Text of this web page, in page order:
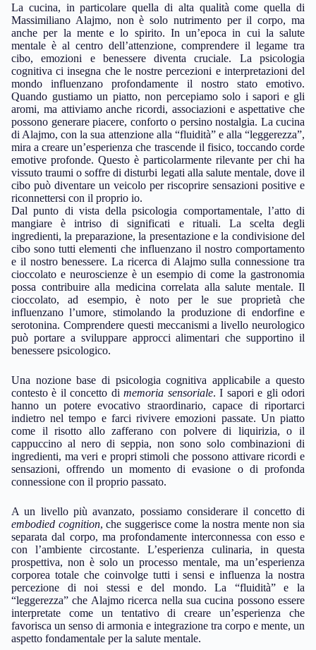
La cucina, in particolare quella di alta qualità come quella di
Massimiliano Alajmo, non è solo nutrimento per il corpo, ma
anche per la mente e lo spirito. In un’epoca in cui la salute
mentale è al centro dell’attenzione, comprendere il legame tra
cibo, emozioni e benessere diventa cruciale. La psicologia
cognitiva ci insegna che le nostre percezioni e interpretazioni del
mondo influenzano profondamente il nostro stato emotivo.
Quando gustiamo un piatto, non percepiamo solo i sapori e gli
aromi, ma attiviamo anche ricordi, associazioni e aspettative che
possono generare piacere, conforto o persino nostalgia. La cucina
di Alajmo, con la sua attenzione alla “fluidità” e alla “leggerezza”,
mira a creare un’esperienza che trascende il fisico, toccando corde
emotive profonde. Questo è particolarmente rilevante per chi ha
vissuto traumi o soffre di disturbi legati alla salute mentale, dove il
cibo può diventare un veicolo per riscoprire sensazioni positive e
riconnettersi con il proprio io.
Dal punto di vista della psicologia comportamentale, l’atto di
mangiare è intriso di significati e rituali. La scelta degli
ingredienti, la preparazione, la presentazione e la condivisione del
cibo sono tutti elementi che influenzano il nostro comportamento
e il nostro benessere. La ricerca di Alajmo sulla connessione tra
cioccolato e neuroscienze è un esempio di come la gastronomia
possa contribuire alla medicina correlata alla salute mentale. Il
cioccolato, ad esempio, è noto per le sue proprietà che
influenzano l’umore, stimolando la produzione di endorfine e
serotonina. Comprendere questi meccanismi a livello neurologico
può portare a sviluppare approcci alimentari che supportino il
benessere psicologico.
Una nozione base di psicologia cognitiva applicabile a questo
contesto è il concetto dimemoria sensoriale. I sapori e gli odori
hanno un potere evocativo straordinario, capace di riportarci
indietro nel tempo e farci rivivere emozioni passate. Un piatto
come il risotto allo zafferano con polvere di liquirizia, o il
cappuccino al nero di seppia, non sono solo combinazioni di
ingredienti, ma veri e propri stimoli che possono attivare ricordi e
sensazioni, offrendo un momento di evasione o di profonda
connessione con il proprio passato.
A un livello più avanzato, possiamo considerare il concetto di
embodied cognition, che suggerisce come la nostra mente non sia
separata dal corpo, ma profondamente interconnessa con esso e
con l’ambiente circostante. L’esperienza culinaria, in questa
prospettiva, non è solo un processo mentale, ma un’esperienza
corporea totale che coinvolge tutti i sensi e influenza la nostra
percezione di noi stessi e del mondo. La “fluidità” e la
“leggerezza” che Alajmo ricerca nella sua cucina possono essere
interpretate come un tentativo di creare un’esperienza che
favorisca un senso di armonia e integrazione tra corpo e mente, un
aspetto fondamentale per la salute mentale.